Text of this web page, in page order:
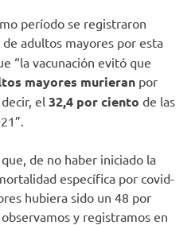
período se registraron
de adultos mayores por esta
“la vacunación evitó que
mayores murieran por
el 32,4 por ciento de las
de no haber iniciado la
específica por covid-
hubiera sido un 48 por
y registramos en